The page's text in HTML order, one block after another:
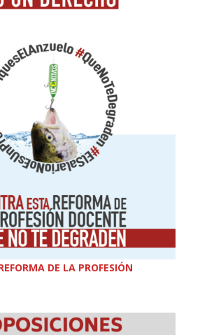
DE LA PROFESIÓN